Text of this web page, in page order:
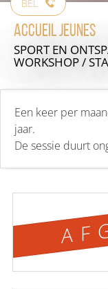
BEL
Accueil jeunes
SPORT EN
WORKSHOP /
Een keer per
jaar.
De sessie duurt